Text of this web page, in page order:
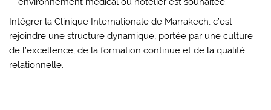
Intégrer la Clinique Internationale de Marrakech, c’est
rejoindre une structure dynamique, portée par une culture
de l’excellence, de la formation continue et de la qualité
relationnelle.